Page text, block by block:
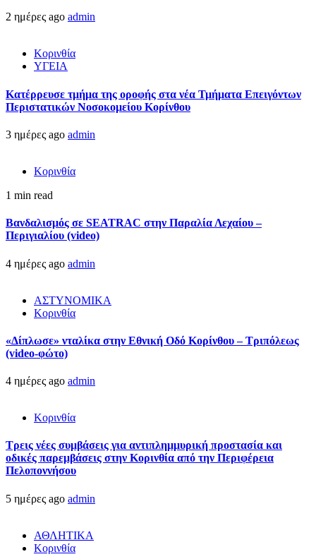
2 ημέρες ago admin
Κορινθία
ΥΓΕΙΑ
Kατέρρευσε τμήμα της οροφής στα νέα Τμήματα Επειγόντων
Περιστατικών Νοσοκομείου Κορίνθου
3 ημέρες ago admin
Κορινθία
1 min read
Βανδαλισμός σε SEATRAC στην Παραλία Λεχαίου –
Περιγιαλίου (video)
4 ημέρες ago admin
ΑΣΤΥΝΟΜΙΚΑ
Κορινθία
«Δίπλωσε» νταλίκα στην Εθνική Oδό Κορίνθου – Τριπόλεως
(video-φώτο)
4 ημέρες ago admin
Κορινθία
Τρεις νέες συμβάσεις για αντιπλημμυρική προστασία και
οδικές παρεμβάσεις στην Κορινθία από την Περιφέρεια
Πελοποννήσου
5 ημέρες ago admin
ΑΘΛΗΤΙΚΑ
Κορινθία